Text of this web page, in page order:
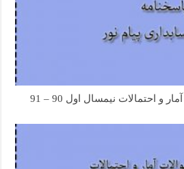
دانلود رایگان نمونه سوال آمار و احتمالات نیمسال اول 90 – 91